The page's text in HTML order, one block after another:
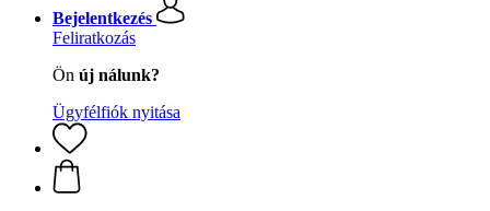
Bejelentkezés
Feliratkozás
Ön új nálunk?
Ügyfélfiók nyitása